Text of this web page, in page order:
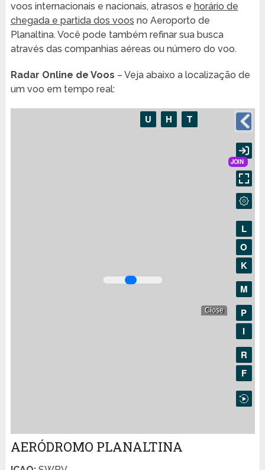
voos internacionais e nacionais, atrasos e horário de
chegada e partida dos voos no Aeroporto de
Planaltina. Você pode também refinar sua busca
através das companhias aéreas ou número do voo.
Radar Online de Voos – Veja abaixo a localização de
um voo em tempo real:
AERÓDROMO PLANALTINA